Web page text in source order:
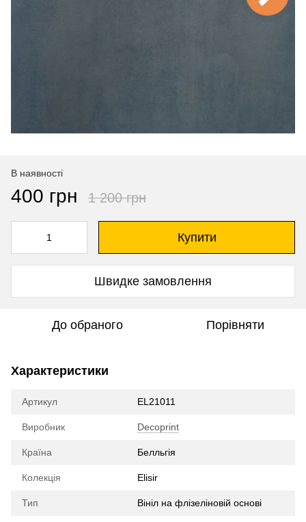
В наявності
400 грн 1 200 грн
Купити
Швидке замовлення
До обраного Порівняти
Характеристики
Артикул EL21011
Виробник Decoprint
Країна Белльгія
Колекція Elisir
Тип Вініл на флізеліновій основі